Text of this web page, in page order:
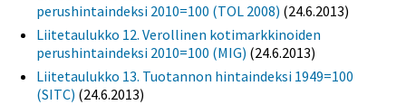
perushintaindeksi 2010=100 (TOL 2008) (24.6.2013)
Liitetaulukko 12. Verollinen kotimarkkinoiden
perushintaindeksi 2010=100 (MIG) (24.6.2013)
Liitetaulukko 13. Tuotannon hintaindeksi 1949=100
(SITC) (24.6.2013)